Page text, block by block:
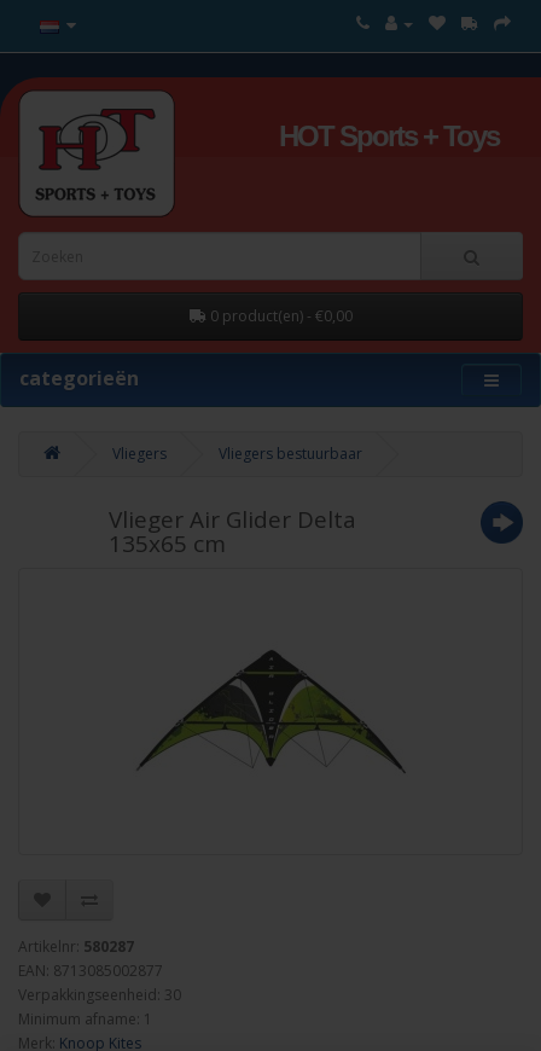
HOT Sports + Toys
0 product(en) - €0,00
categorieën
Vliegers Vliegers bestuurbaar
Vlieger Air Glider Delta
135x65 cm
Artikelnr: 580287
EAN: 8713085002877
Verpakkingseenheid: 30
Minimum afname: 1
Merk: Knoop Kites